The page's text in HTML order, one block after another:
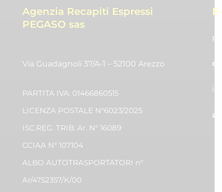
Agenzia Recapiti Espressi
PEGASO sas
Via Guadagnoli 37/A-1 – 52100 Arezzo
PARTITA IVA: 01466860515
LICENZA POSTALE N°6023/2025
ISC.REG. TRIB. Ar. N° 16089
CCIAA N° 107104
ALBO AUTOTRASPORTATORI n°
Ar/4752357/K/00